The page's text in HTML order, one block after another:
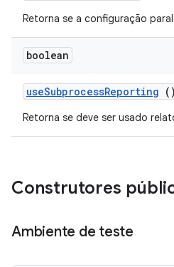
Retorna se a configuração
boolean
useSubprocessReporting ()
Retorna se deve ser usado
Construtores
Ambiente de teste